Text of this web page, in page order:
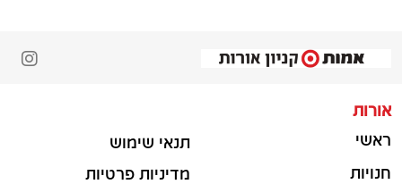
אורות
ראשי
חנויות
תנאי שימוש
מדיניות פרטיות